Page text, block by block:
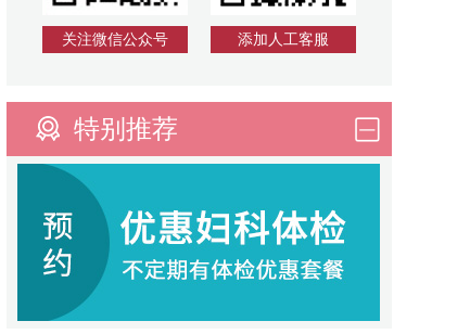
关注微信公众号 添加人工客服
特别推荐